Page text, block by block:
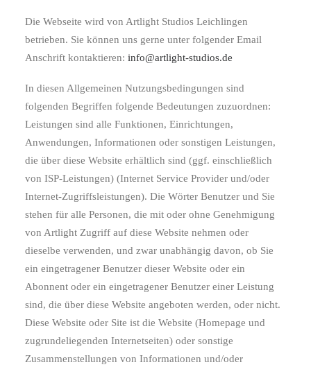
Die Webseite wird von Artlight Studios Leichlingen
betrieben. Sie können uns gerne unter folgender Email
Anschrift kontaktieren: info@artlight-studios.de
In diesen Allgemeinen Nutzungsbedingungen sind
folgenden Begriffen folgende Bedeutungen zuzuordnen:
Leistungen sind alle Funktionen, Einrichtungen,
Anwendungen, Informationen oder sonstigen Leistungen,
die über diese Website erhältlich sind (ggf. einschließlich
von ISP-Leistungen) (Internet Service Provider und/oder
Internet-Zugriffsleistungen). Die Wörter Benutzer und Sie
stehen für alle Personen, die mit oder ohne Genehmigung
von Artlight Zugriff auf diese Website nehmen oder
dieselbe verwenden, und zwar unabhängig davon, ob Sie
ein eingetragener Benutzer dieser Website oder ein
Abonnent oder ein eingetragener Benutzer einer Leistung
sind, die über diese Website angeboten werden, oder nicht.
Diese Website oder Site ist die Website (Homepage und
zugrundeliegenden Internetseiten) oder sonstige
Zusammenstellungen von Informationen und/oder